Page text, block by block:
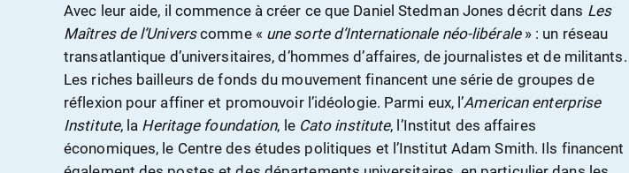
Avec leur aide, il commence à créer ce que Daniel Stedman Jones décrit dans Les
Maîtres de l’Universcomme « une sorte d’Internationale néo-libérale » : un réseau
transatlantique d’universitaires, d’hommes d’affaires, de journalistes et de militants.
Les riches bailleurs de fonds du mouvement financent une série de groupes de
réflexion pour affiner et promouvoir l’idéologie. Parmi eux, l’American enterprise
Institute, la Heritage foundation, le Cato institute, l’Institut des affaires
économiques, le Centre des études politiques et l’Institut Adam Smith. Ils financent